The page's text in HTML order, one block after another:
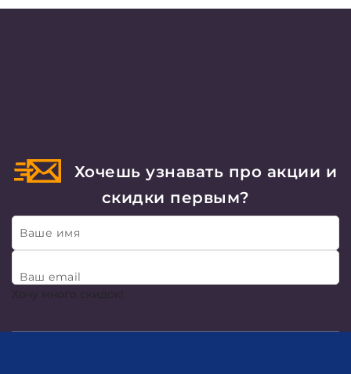
Хочешь узнавать про акции и
скидки первым?
Ваше имя
Ваш email
Хочу много скидок!